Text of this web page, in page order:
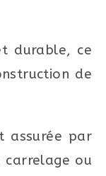
durable, ce
de
assurée par
carrelage ou